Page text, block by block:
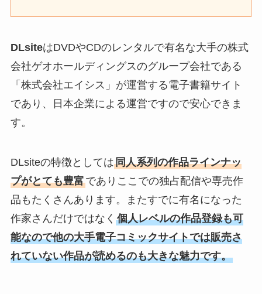
DLsiteはDVDやCDのレンタルで有名な大手の株式
会社ゲオホールディングスのグループ会社である
「株式会社エイシス」が運営する電子書籍サイト
であり、日本企業による運営ですので安心できま
す。
DLsiteの特徴としては同人系列の作品ラインナッ
プがとても豊富でありここでの独占配信や専売作
品もたくさんあります。またすでに有名になった
作家さんだけではなく 個人レベルの作品登録も可
能なので他の大手電子コミックサイトでは販売さ
れていない作品が読めるのも大きな魅力です。